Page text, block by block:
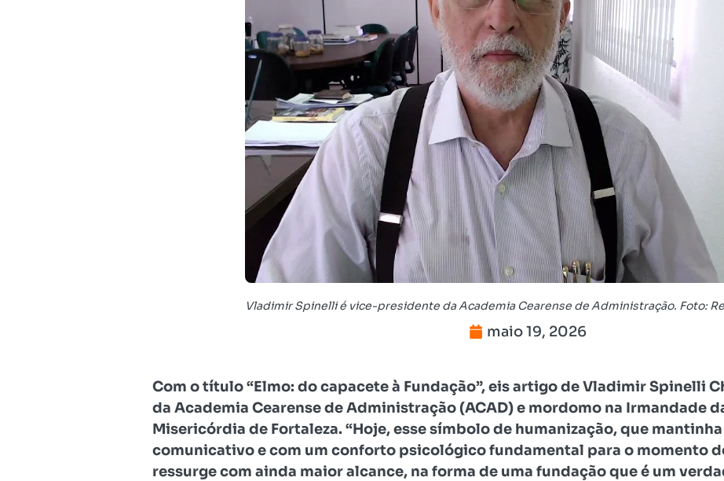
Vladimir Spinelli é vice-presidente da Academia Cearense de Administração. Foto:
maio 19, 2026
Com o título “Elmo: do capacete à Fundação”, eis artigo de Vladimir Spinelli
da Academia Cearense de Administração (ACAD) e mordomo na Irmandade
Misericórdia de Fortaleza. “Hoje, esse símbolo de humanização, que
comunicativo e com um conforto psicológico fundamental para o momento
ressurge com ainda maior alcance, na forma de uma fundação que é um